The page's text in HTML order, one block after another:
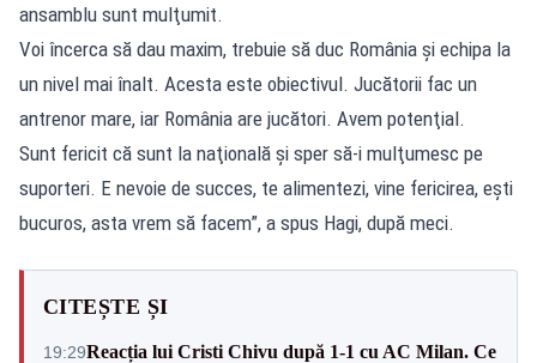
ansamblu sunt mulţumit.
Voi încerca să dau maxim, trebuie să duc România şi echipa la
un nivel mai înalt. Acesta este obiectivul. Jucătorii fac un
antrenor mare, iar România are jucători. Avem potenţial.
Sunt fericit că sunt la naţională şi sper să-i mulţumesc pe
suporteri. E nevoie de succes, te alimentezi, vine fericirea, eşti
bucuros, asta vrem să facem”, a spus Hagi, după meci.
CITEȘTE ȘI
19:29Reacția lui Cristi Chivu după 1-1 cu AC Milan. Ce